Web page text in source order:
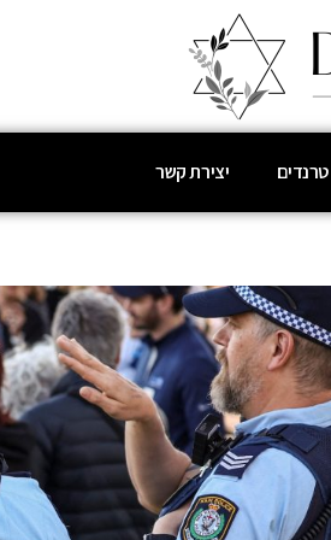
טרנדים יצירת קשר